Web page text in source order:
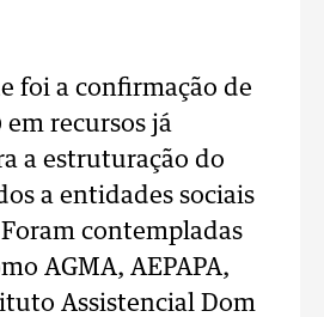
foi a confirmação de
em recursos já
a estruturação do
a entidades sociais
contempladas
AGMA, AEPAPA,
Assistencial Dom